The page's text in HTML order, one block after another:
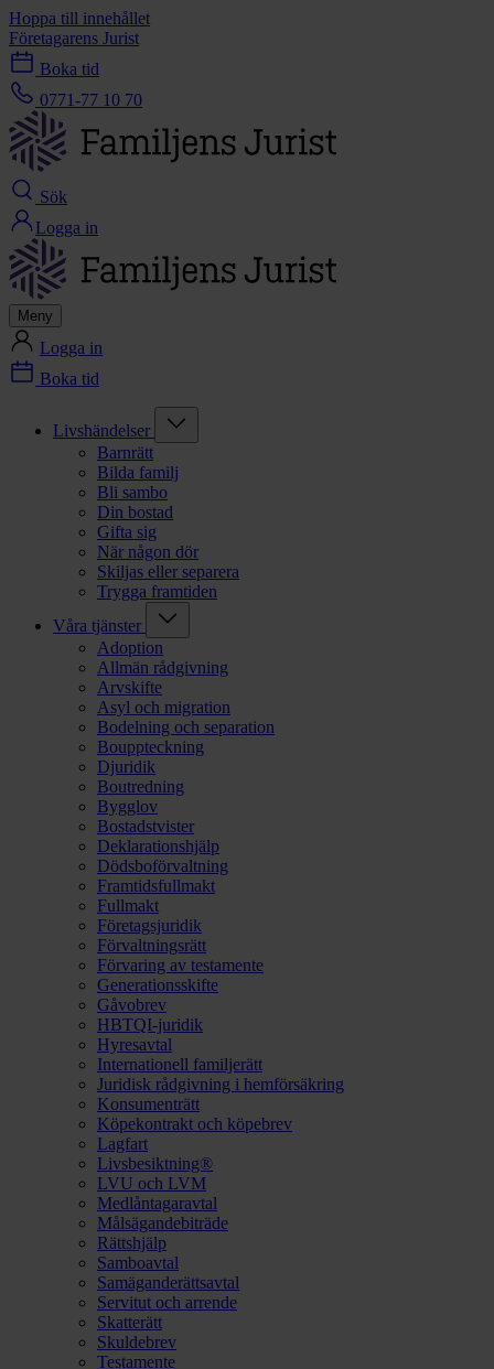
Hoppa till innehållet
Företagarens Jurist
Boka tid
0771-77 10 70
Sök
Logga in
Meny
Logga in
Boka tid
Livshändelser
Barnrätt
Bilda familj
Bli sambo
Din bostad
Gifta sig
När någon dör
Skiljas eller separera
Trygga framtiden
Våra tjänster
Adoption
Allmän rådgivning
Arvskifte
Asyl och migration
Bodelning och separation
Bouppteckning
Djuridik
Boutredning
Bygglov
Bostadstvister
Deklarationshjälp
Dödsboförvaltning
Framtidsfullmakt
Fullmakt
Företagsjuridik
Förvaltningsrätt
Förvaring av testamente
Generationsskifte
Gåvobrev
HBTQI-juridik
Hyresavtal
Internationell familjerätt
Juridisk rådgivning i hemförsäkring
Konsumenträtt
Köpekontrakt och köpebrev
Lagfart
Livsbesiktning®
LVU och LVM
Medlåntagaravtal
Målsägandebiträde
Rättshjälp
Samboavtal
Samäganderättsavtal
Servitut och arrende
Skatterätt
Skuldebrev
Testamente